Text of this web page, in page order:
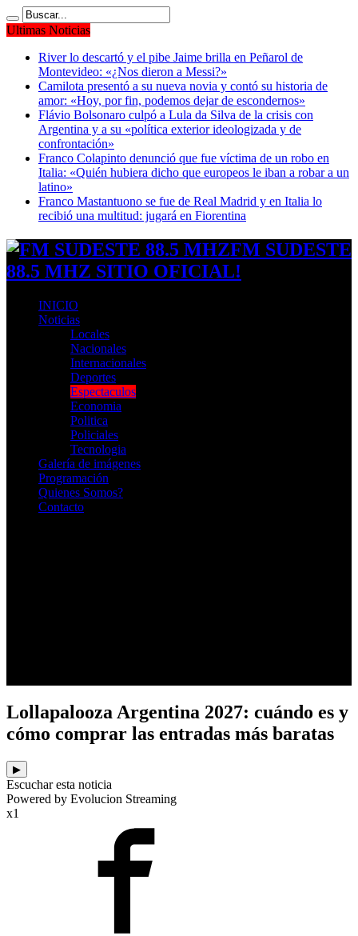
Ultimas Noticias
River lo descartó y el pibe Jaime brilla en Peñarol de
Montevideo: «¿Nos dieron a Messi?»
Camilota presentó a su nueva novia y contó su historia de
amor: «Hoy, por fin, podemos dejar de escondernos»
Flávio Bolsonaro culpó a Lula da Silva de la crisis con
Argentina y a su «política exterior ideologizada y de
confrontación»
Franco Colapinto denunció que fue víctima de un robo en
Italia: «Quién hubiera dicho que europeos le iban a robar a un
latino»
Franco Mastantuono se fue de Real Madrid y en Italia lo
recibió una multitud: jugará en Fiorentina
FM SUDESTE
88.5 MHZ SITIO OFICIAL!
INICIO
Noticias
Locales
Nacionales
Internacionales
Deportes
Espectaculos
Economia
Politica
Policiales
Tecnologia
Galería de imágenes
Programación
Quienes Somos?
Contacto
Lollapalooza Argentina 2027: cuándo es y
cómo comprar las entradas más baratas
▶
Escuchar esta noticia
Powered by Evolucion Streaming
x1